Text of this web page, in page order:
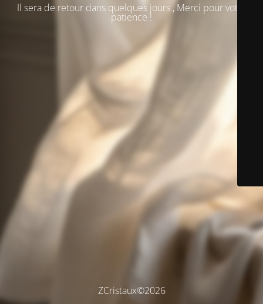
Il sera de retour dans quelques jours , Merci pour votre
patience !
ZCristaux©2026